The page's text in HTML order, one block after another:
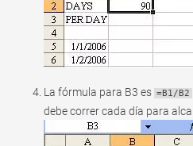
La fórmula para B3 es =B1/B2
debe correr cada día para